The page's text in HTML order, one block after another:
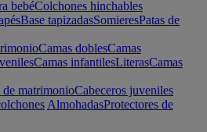
bebéColchones hinchables
Base tapizadasSomieresPatas de
Camas doblesCamas
Camas infantilesLiterasCamas
de matrimonioCabeceros juveniles
AlmohadasProtectores de